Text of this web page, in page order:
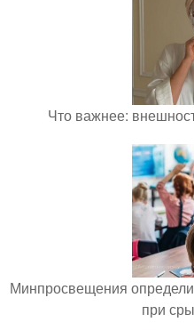
Что важнее:
Минпросвещения
при